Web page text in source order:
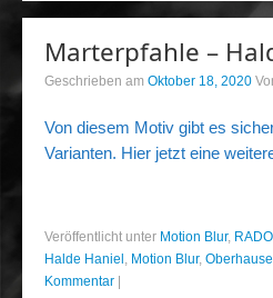
Marterpfahle –
Geschrieben am Oktober 18, 2020
Von diesem Motiv gibt es
Varianten. Hier jetzt eine
Veröffentlicht unter Motion Blur,
Halde Haniel , Motion Blur,
Kommentar